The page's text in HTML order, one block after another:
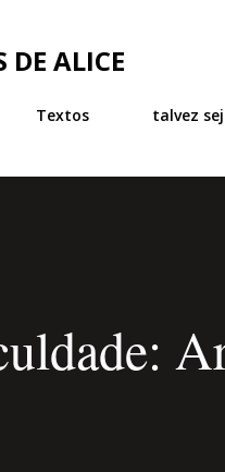
DE ALICE
Textos talvez